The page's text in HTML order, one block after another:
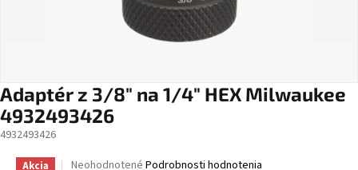
Adaptér z 3/8" na 1/4" HEX Milwaukee
4932493426
4932493426
Akcia
Priemerné
Neohodnotené Podrobnosti hodnotenia